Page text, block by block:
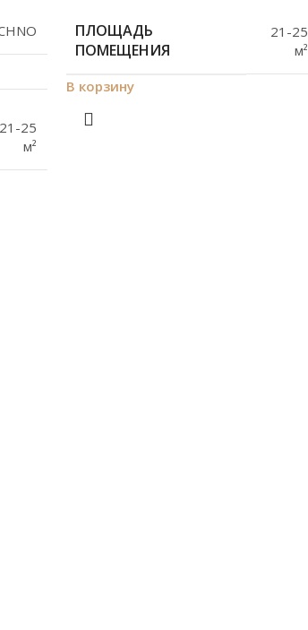
21-25
м²
ПЛОЩАДЬ
ПОМЕЩЕНИЯ
21-25
м²
В корзину